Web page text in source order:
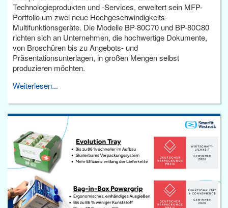
Technologieprodukten und -Services, erweitert sein MFP-
Portfolio um zwei neue Hochgeschwindigkeits-
Multifunktionsgeräte. Die Modelle BP-80C70 und BP-80C80
richten sich an Unternehmen, die hochwertige Dokumente,
von Broschüren bis zu Angebots- und
Präsentationsunterlagen, in großen Mengen selbst
produzieren möchten.
Weiterlesen...